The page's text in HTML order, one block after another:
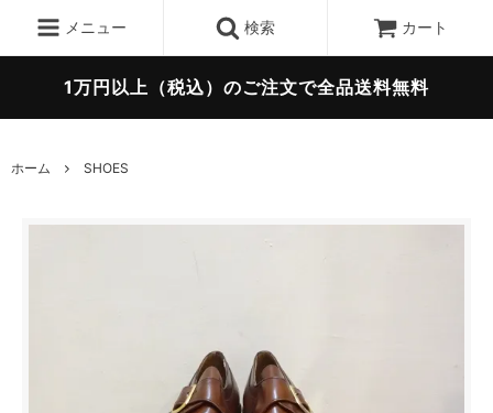
メニュー 検索 カート
1万円以上（税込）のご注文で全品送料無料
ホーム SHOES